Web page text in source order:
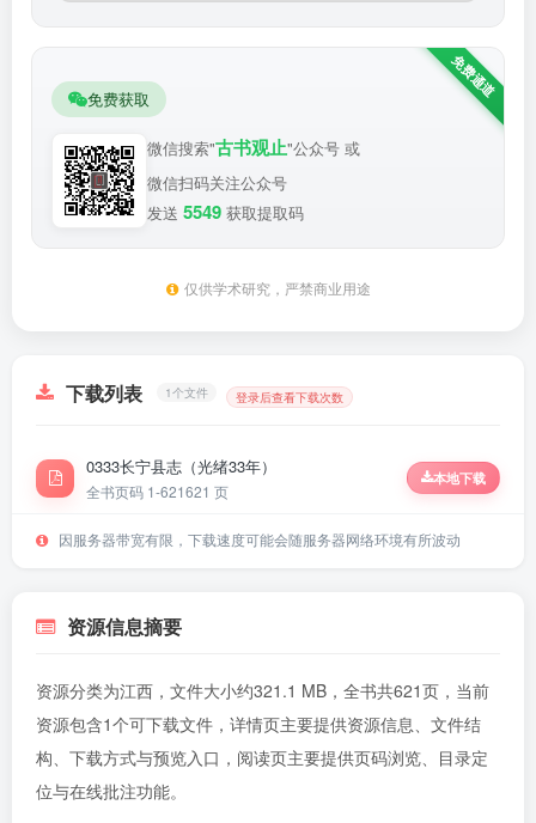
免费获取
微信搜索"古书观止"公众号 或
微信扫码关注公众号
发送 5549 获取提取码
仅供学术研究，严禁商业用途
下载列表 1个文件 登录后查看下载次数
0333长宁县志（光绪33年）
全书页码 1-621621 页
本地下载
因服务器带宽有限，下载速度可能会随服务器网络环境有所波动
资源信息摘要
资源分类为江西，文件大小约321.1 MB，全书共621页，当前
资源包含1个可下载文件，详情页主要提供资源信息、文件结
构、下载方式与预览入口，阅读页主要提供页码浏览、目录定
位与在线批注功能。